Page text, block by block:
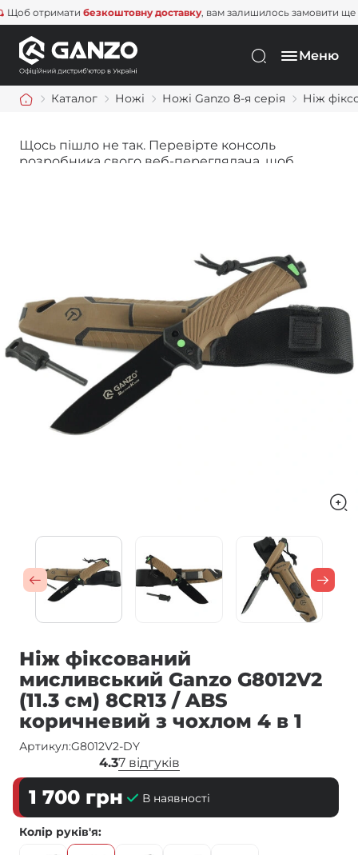
отриматибезкоштовну доставку, вам залишилось замовити ще на1
Меню
Каталог Ножі Ножі Ganzo 8-я серія Ніж
Щось пішло не так. Перевірте консоль
розробника свого веб-переглядача, щоб
Ніж фіксований
мисливський Ganzo G8012V2
(11.3 см) 8CR13 / ABS
коричневий з чохлом 4 в 1
Артикул:G8012V2-DY
4.37 відгуків
1 700 грн В наявності
Колір руків'я